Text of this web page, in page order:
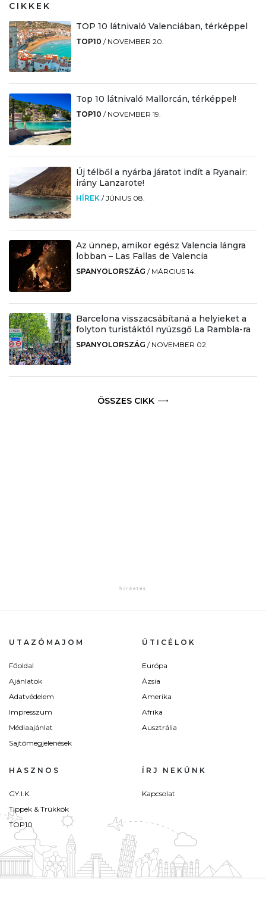
CIKKEK
TOP 10 látnivaló Valenciában, térképpel
TOP10 / NOVEMBER 20.
Top 10 látnivaló Mallorcán, térképpel!
TOP10 / NOVEMBER 19.
Új télből a nyárba járatot indít a Ryanair:
irány Lanzarote!
HÍREK /JÚNIUS 08.
Az ünnep, amikor egész Valencia lángra
lobban – Las Fallas de Valencia
SPANYOLORSZÁG / MÁRCIUS 14.
Barcelona visszacsábítaná a helyieket a
folyton turistáktól nyüzsgő La Rambla-ra
SPANYOLORSZÁG / NOVEMBER 02.
ÖSSZES CIKK
UTAZÓMAJOM
Főoldal
Ajánlatok
Adatvédelem
Impresszum
Médiaajánlat
Sajtómegjelenések
ÚTICÉLOK
Európa
Ázsia
Amerika
Afrika
Ausztrália
HASZNOS
GY.I.K.
Tippek & Trükkök
TOP10
ÍRJ NEKÜNK
Kapcsolat